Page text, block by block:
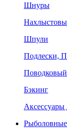
Шнуры
Шпули
Подлески,
Бэкинг
Аксессуары